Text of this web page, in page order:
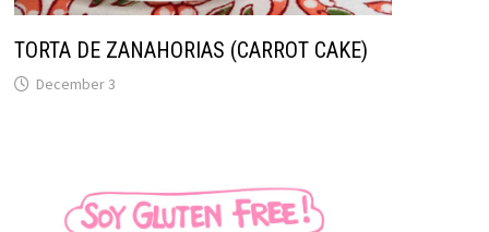
TORTA DE ZANAHORIAS (CARROT CAKE)
December 3